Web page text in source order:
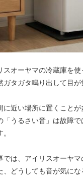
スオーヤマの冷蔵庫を
ガタガタ鳴り出して目
に近い場所に置くこと
「うるさい音」は故障で
では、アイリスオーヤ
、どうしても音が気に